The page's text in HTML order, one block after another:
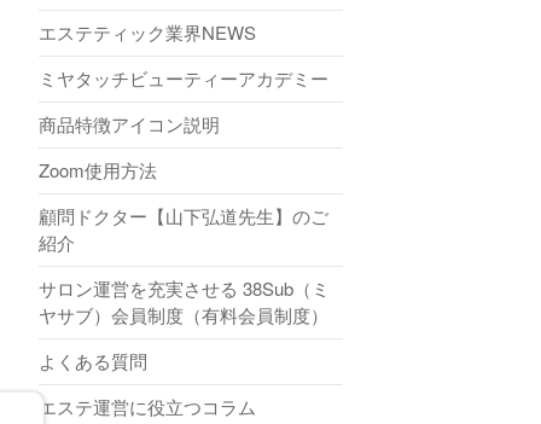
エステティック業界NEWS
ミヤタッチビューティーアカデミー
商品特徴アイコン説明
Zoom使用方法
顧問ドクター【山下弘道先生】のご
紹介
サロン運営を充実させる 38Sub（ミ
ヤサブ）会員制度（有料会員制度）
よくある質問
エステ運営に役立つコラム